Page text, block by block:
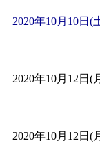
「皆
「み
de
2020年10月10日(
2020年10月12日(
2020年10月12日(